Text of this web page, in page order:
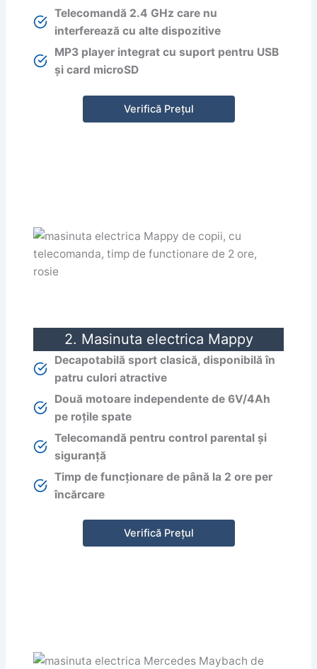
Telecomandă 2.4 GHz care nu
interferează cu alte dispozitive
MP3 player integrat cu suport pentru USB
și card microSD
Verifică Prețul
2. Masinuta electrica Mappy
Decapotabilă sport clasică, disponibilă în
patru culori atractive
Două motoare independente de 6V/4Ah
pe roțile spate
Telecomandă pentru control parental și
siguranță
Timp de funcționare de până la 2 ore per
încărcare
Verifică Prețul